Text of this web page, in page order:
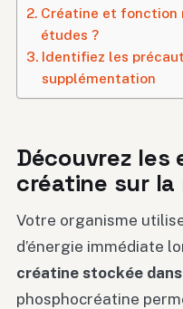
Créatine et fonction
études ?
Identifiez les
supplémentation
Découvrez les
créatine sur la
Votre organisme
d’énergie immédiate
créatine stockée
phosphocréatine